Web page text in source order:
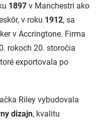
1897 v Manchestri ako
v roku 1912, sa
v Accringtone. Firma
rokoch 20. storočia
exportovala po
Riley vybudovala
dizajn, kvalitu